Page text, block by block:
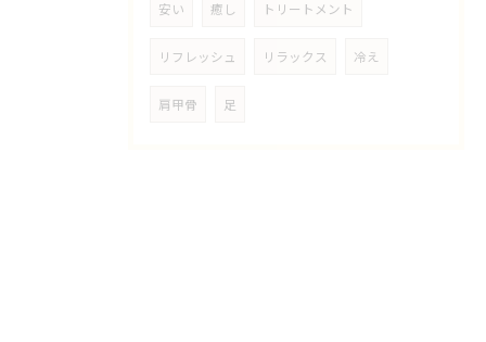
安い 癒し トリートメント
リフレッシュ リラックス 冷え
肩甲骨 足